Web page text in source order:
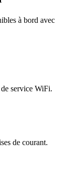
à bord avec
service WiFi.
de courant.